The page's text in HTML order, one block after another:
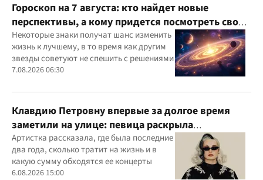
Гороскоп на 7 августа: кто найдет новые
перспективы, а кому придется посмотреть свои
приоритеты
Некоторые знаки получат шанс изменить
жизнь к лучшему, в то время как другим
звезды советуют не спешить с решениями
7.08.2026 06:30
Клавдию Петровну впервые за долгое время
заметили на улице: певица раскрыла
подробности своей жизни
Артистка рассказала, где была последние
два года, сколько тратит на жизнь и в
какую сумму обходятся ее концерты
6.08.2026 15:00